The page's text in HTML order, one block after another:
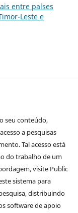
entre países
Leste e
seu conteúdo,
a pesquisas
Tal acesso está
do trabalho de um
visite Public
sistema para
distribuindo
software de apoio